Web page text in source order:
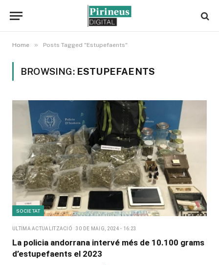
Home » Posts Tagged "Estupefaents"
BROWSING: ESTUPEFAENTS
SOCIETAT
ULTIMA ACTUALITZACIÓ 30 DE MAIG, 2024 - 16:23
La policia andorrana intervé més de 10.100 grams
d’estupefaents el 2023